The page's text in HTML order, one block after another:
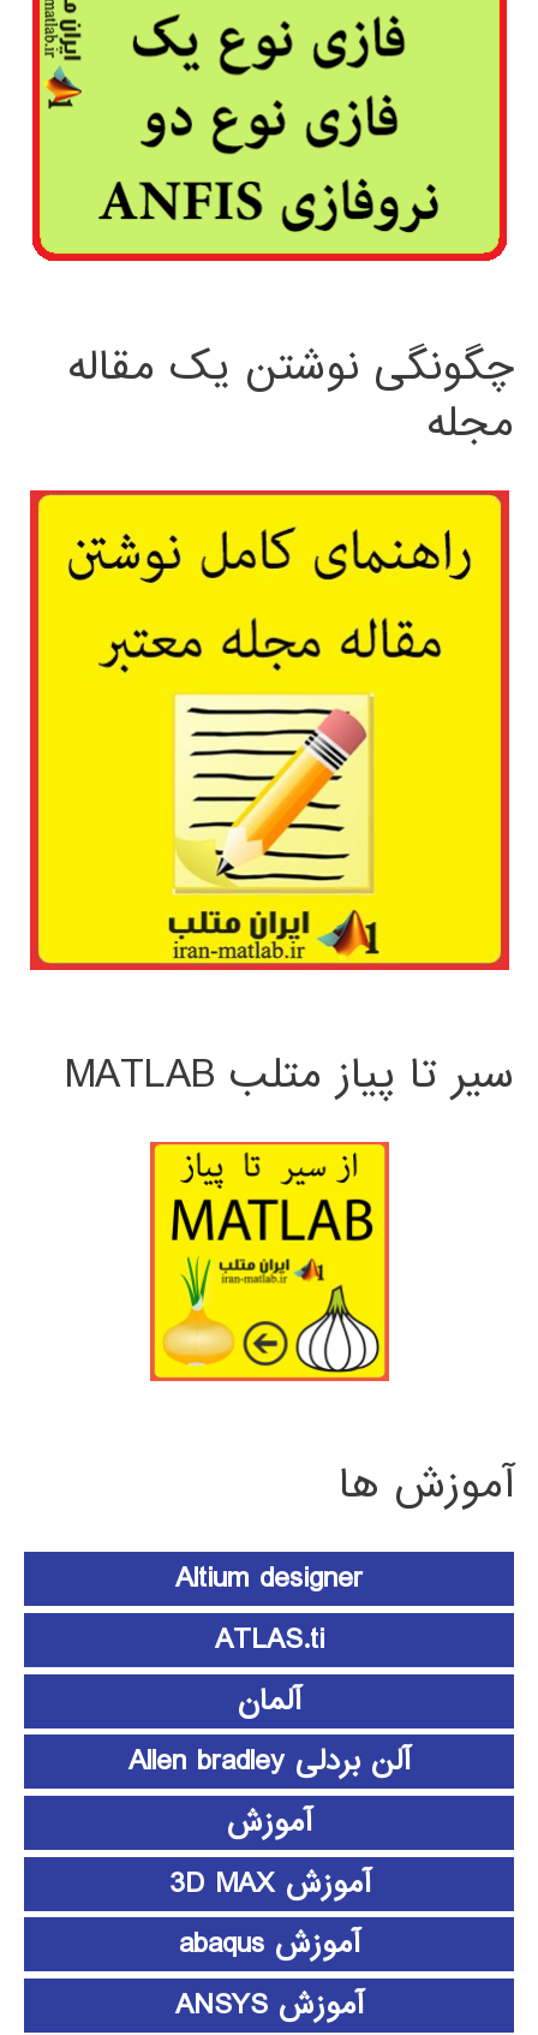
چگونگی نوشتن یک مقاله
مجله
سیر تا پیاز متلب MATLAB
آموزش ها
Altium designer
ATLAS.ti
آلمان
آلن بردلی Allen bradley
آموزش
آموزش 3D MAX
آموزش abaqus
آموزش ANSYS